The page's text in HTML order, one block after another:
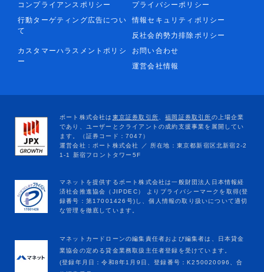
コンプライアンスポリシー
プライバシーポリシー
行動ターゲティング広告につい
て
情報セキュリティポリシー
反社会的勢力排除ポリシー
カスタマーハラスメントポリシ
ー
お問い合わせ
運営会社情報
マネットカードローンの編集責任者および編集者は、日本貸金
業協会の定める貸金業務取扱主任者登録を受けています。
(登録年月日：令和8年1月9日、登録番号：K250020096、合